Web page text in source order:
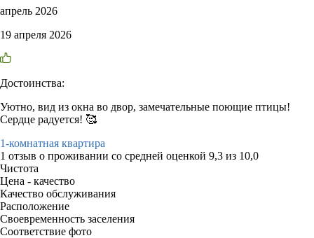
апрель 2026
19 апреля 2026
Достоинства:
Уютно, вид из окна во двор, замечательные поющие птицы!
Сердце радуется! 🥰
1-комнатная квартира
1 отзыв о проживании со средней оценкой 9,3 из 10,0
Чистота
Цена - качество
Качество обслуживания
Расположение
Своевременность заселения
Соответствие фото